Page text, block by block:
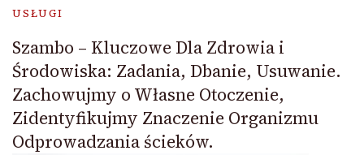
USŁUGI
Szambo – Kluczowe Dla Zdrowia i
Środowiska: Zadania, Dbanie, Usuwanie.
Zachowujmy o Własne Otoczenie,
Zidentyfikujmy Znaczenie Organizmu
Odprowadzania ścieków.